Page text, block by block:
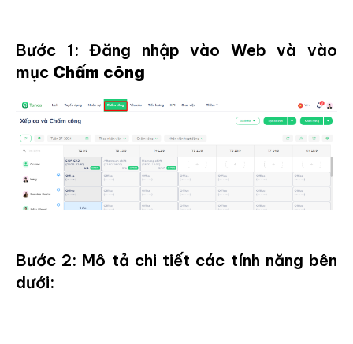
Bước 1: Đăng nhập vào Web và vào
mục Chấm công
Bước 2: Mô tả chi tiết các tính năng bên
dưới: